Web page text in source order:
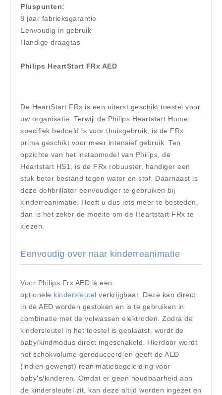
Evacuatie - Zaklampen (0)
Kleding - Hesjes (0)
Brandblusmiddelen
Brandblussers (0)
Poederblussers (5)
Schuimblussers (6)
Brandmelders
CO melders (2)
Rookmelders (8)
Brandmelders - Algemeen (1)
Brandvertragend
Brandvertragend (9)
Brandwondmaterialen
Algemeen (9)
CO2 meters (0)
Corona maatregelen
COVID-19 artikelen (0)
COVID-19 artikelen
COVID-19 artikelen (0)
Drogisterij
Desinfectants (6)
Geneesmiddelen (0)
Pluspunten:
8 jaar fabrieksgarantie
Eenvoudig in gebruik
Handige draagtas
Philips HeartStart FRx AED
De HeartStart FRx is een uiterst geschikt toestel voor
uw organisatie. Terwijl de Philips Heartstart Home
specifiek bedoeld is voor thuisgebruik, is de FRx
prima geschikt voor meer intensief gebruik. Ten
opzichte van het instapmodel van Philips, de
Heartstart HS1, is de FRx robuuster, handiger een
stuk beter bestand tegen water en stof. Daarnaast is
deze defibrillator eenvoudiger te gebruiken bij
kinderreanimatie. Heeft u dus iets meer te besteden,
dan is het zeker de moeite om de Heartstart FRx te
kiezen.
Eenvoudig over naar kinderreanimatie
Voor Philips Frx AED is een
optionele kindersleutel verkrijgbaar. Deze kan direct
in de AED worden gestoken en is te gebruiken in
combinatie met de volwassen elektroden. Zodra de
kindersleutel in het toestel is geplaatst, wordt de
baby/kindmodus direct ingeschakeld. Hierdoor wordt
het schokvolume gereduceerd en geeft de AED
(indien gewenst) reanimatiebegeleiding voor
baby's/kinderen. Omdat er geen houdbaarheid aan
de kindersleutel zit, kan deze altijd worden ingezet en